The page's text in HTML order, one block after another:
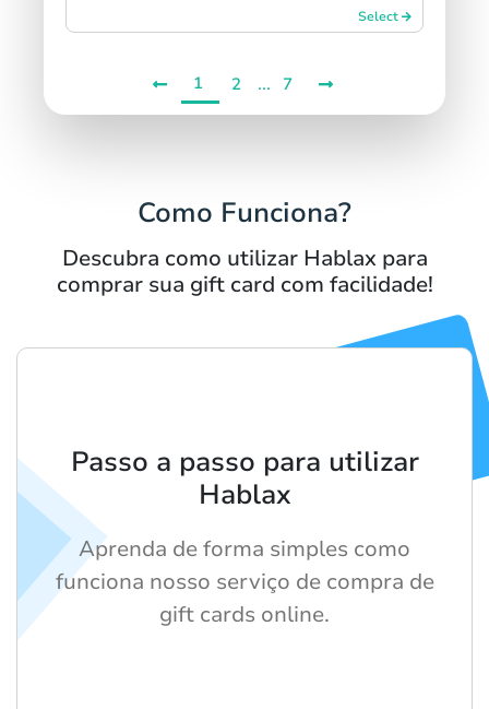
Select
1 2 ... 7
Como Funciona?
Descubra como utilizar Hablax para
comprar sua gift card com facilidade!
Passo a passo para utilizar
Hablax
Aprenda de forma simples como
funciona nosso serviço de compra de
gift cards online.